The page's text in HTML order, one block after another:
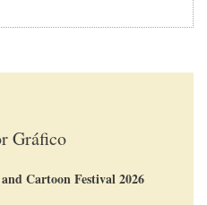
Gráfico
Cartoon Festival 2026